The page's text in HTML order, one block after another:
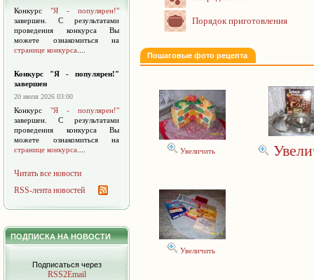
Конкурс "Я - популярен!"
завершен. С результатами
проведения конкурса Вы
можете ознакомиться на
странице конкурса
Конкурс "Я - популярен!"
завершен
20 июля 2026 03:00
Конкурс "Я - популярен!"
завершен. С результатами
проведения конкурса Вы
можете ознакомиться на
странице конкурса
Читать все новости
RSS-лента новостей
ПОДПИСКА НА НОВОСТИ
Подписаться через
RSS2Email
Порядок приготовления
Пошаговые фото рецепта
Увеличить
Увеличить